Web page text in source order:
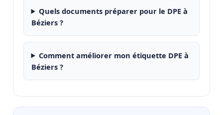
Quels documents préparer pour le DPE à
Béziers ?
Comment améliorer mon étiquette DPE à
Béziers ?